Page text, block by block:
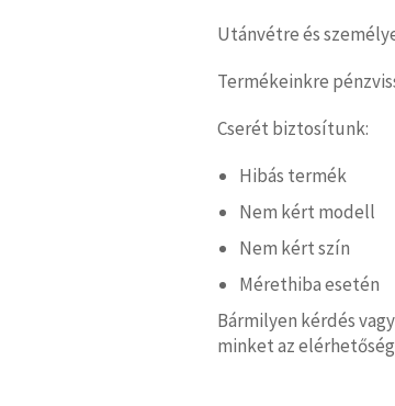
Utánvétre és
Termékeinkre
Cserét biztosítunk:
Hibás termék
Nem kért modell
Nem kért szín
Mérethiba esetén
Bármilyen kérdés
minket az